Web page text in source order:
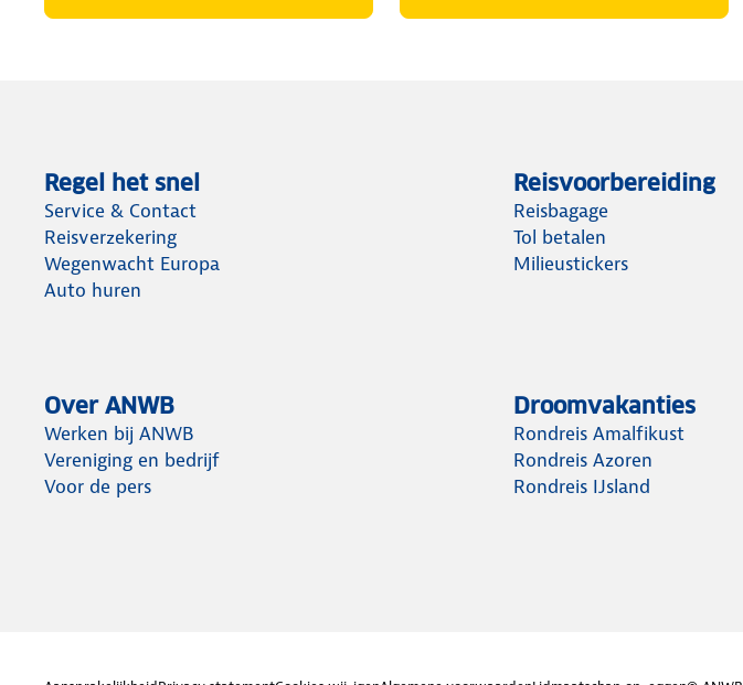
Regel het snel
Service & Contact
Reisverzekering
Wegenwacht Europa
Auto huren
Reisvoorbereiding
Reisbagage
Tol betalen
Milieustickers
Over ANWB
Werken bij ANWB
Vereniging en bedrijf
Voor de pers
Droomvakanties
Rondreis Amalfikust
Rondreis Azoren
Rondreis IJsland